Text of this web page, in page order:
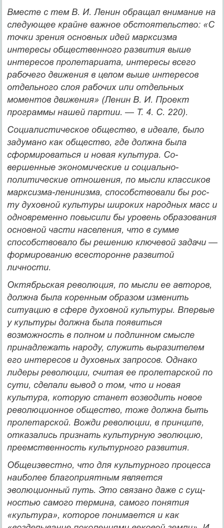
Вместе с тем В. И. Ленин обращал внимание на
следующее крайне важное обстоятельство: «С
точки зрения основных идей марксизма
интересы общественного развития выше
интересов про­летариата, интересы всего
рабочего движения в целом выше инте­ресов
отдельного слоя рабочих или отдельных
моментов движения» (Ленин В. И. Проект
программы нашей партии. — Т. 4. С. 220).
Социалистическое общество, в идеале, было
задумано как общество, где должна была
сформироваться и новая культура. Со­
вершенные экономические и социально-
политические отношения, по мысли классиков
марксизма-ленинизма, способствовали бы рос­
ту духовной культуры широких народных масс и
одновременно по­высили бы уровень образования
основной части населения, что в сумме
способствовало бы решению ключевой задачи —
формиро­ванию всесторонне развитой
личности.
Октябрьская революция, по мысли ее авторов,
должна была коренным образом изменить
ситуацию в сфере духовной культуры. Впервые
у культуры должна была появиться
возможность в полном и подлинном смысле
принадлежать народу, служить выра­зителем
его интересов и духовных запросов. Однако
лидеры рево­люции, считая ее пролетарской по
сути, сделали вывод о том, что и новая
культура, которую станет возводить новое
революционное общество, тоже должна быть
пролетарской. Вожди революции, в принципе,
отказались признать культурную эволюцию,
преемст­венность культурного развития.
Общеизвестно, что для культурного процесса
наиболее бла­гоприятным является
эволюционный путь. Это связано даже с сущ­
ностью самого термина, самого понятия
«культура», которое пони­мается и как